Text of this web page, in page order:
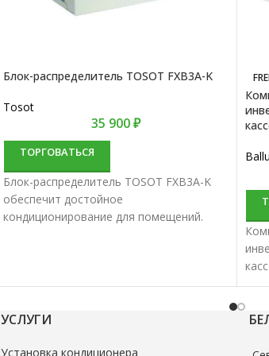
Блок-распределитель TOSOT FXB3A-K
Tosot
35 900₽
ТОРГОВАТЬСЯ
Блок-распределитель TOSOT FXB3A-K
обеспечит достойное
кондиционирование для помещений.
Ballu
УСЛУГИ
Установка кондиционера